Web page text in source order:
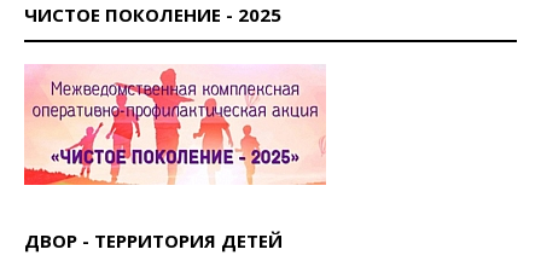
ЧИСТОЕ ПОКОЛЕНИЕ - 2025
ДВОР - ТЕРРИТОРИЯ ДЕТЕЙ